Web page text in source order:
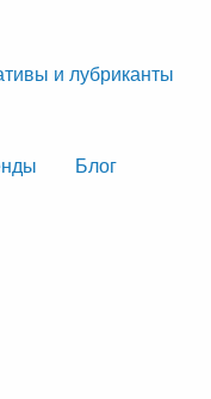
и лубриканты
Блог